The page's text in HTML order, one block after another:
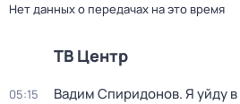
Нет данных о передачах на это время
ТВ Центр
05:15 Вадим Спиридонов. Я уйду в